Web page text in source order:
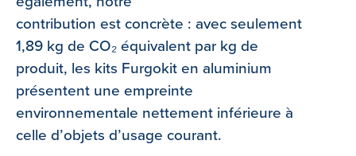
contribution est concrète : avec seulement
1,89 kg de CO₂ équivalent par kg de
produit, les kits Furgokit en aluminium
présentent une empreinte
environnementale nettement inférieure à
celle d’objets d’usage courant.